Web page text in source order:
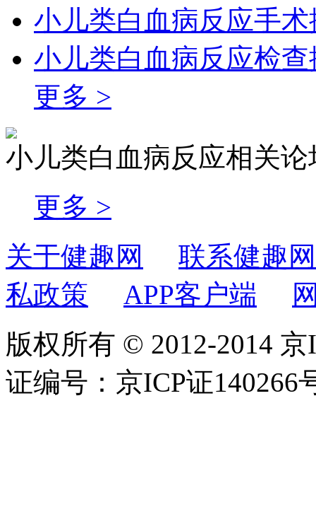
小儿类白血病反应手
小儿类白血病反应检
更多 >
小儿类白血病反应相关论
更多 >
关于健趣网
联系健趣网
私政策
APP客户端
版权所有 © 2012-2014
证编号：京ICP证140266